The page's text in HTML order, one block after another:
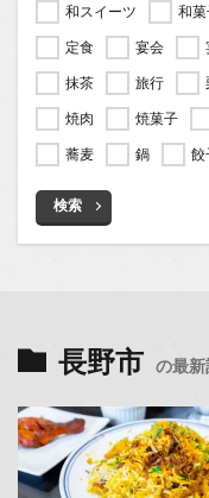
和スイーツ
和
定食
宴会
抹茶
旅行
焼肉
焼菓子
蕎麦
鍋 餃
検索
長野市 の最